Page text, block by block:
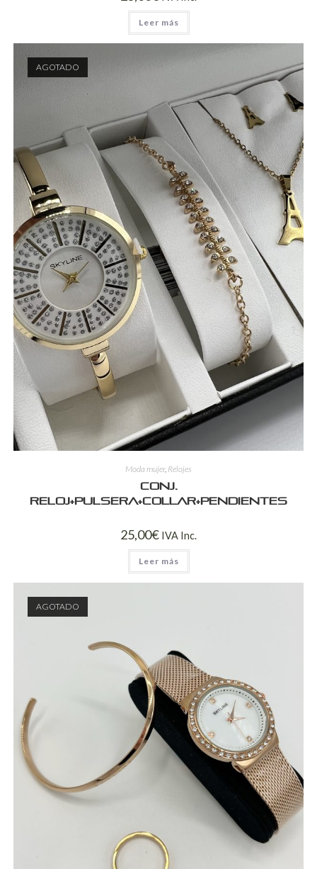
Leer más
AGOTADO
Moda mujer, Relojes
Conj.
reloj+pulsera+collar+pendientes
25,00€ IVA Inc.
Leer más
AGOTADO